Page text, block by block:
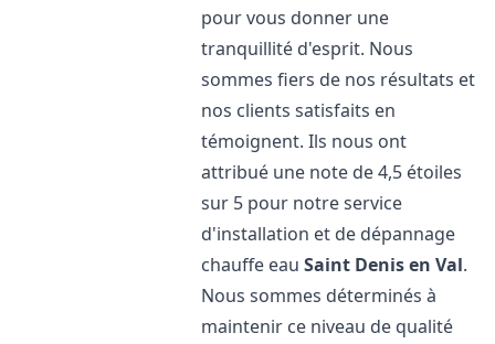
pour vous donner une
tranquillité d'esprit. Nous
sommes fiers de nos résultats et
nos clients satisfaits en
témoignent. Ils nous ont
attribué une note de 4,5 étoiles
sur 5 pour notre service
d'installation et de dépannage
chauffe eauSaint Denis en Val.
Nous sommes déterminés à
maintenir ce niveau de qualité